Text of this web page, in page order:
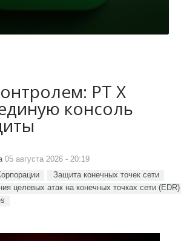
PT X
консоль
05 августа 2026 - 20:19
Защита конечных точек сети
целевых атак на конечных точках сети (EDR)